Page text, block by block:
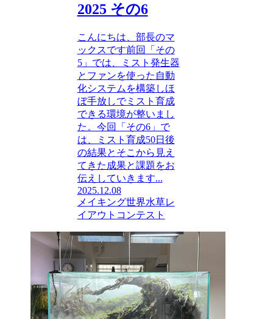
2025 その6
こんにちは、部長のマ
ックスです前回「その
5」では、ミスト発生器
とファンを使った自動
化システムを構築しほ
ぼ手放しでミスト育成
できる環境が整いまし
た。今回「その6」で
は、ミスト育成50日後
の結果とそこから見え
てきた成果と課題をお
伝えしていきます...
2025.12.08
メイキング世界水草レ
イアウトコンテスト